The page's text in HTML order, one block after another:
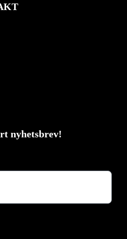
nyhetsbrev!